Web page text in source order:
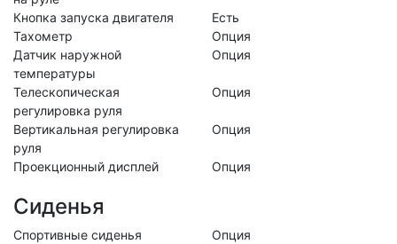
Кнопка запуска двигателя
Есть
Тахометр
Опция
Датчик наружной
температуры
Опция
Телескопическая
регулировка руля
Опция
Вертикальная регулировка
руля
Опция
Проекционный дисплей Опция
Сиденья
Спортивные сиденья
Опция